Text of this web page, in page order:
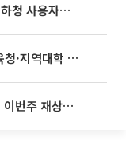
현대차·기아, 이번 주 임단협 재개…하청 사용자성 재심도 ‘변수’
형 입시 연계 '착수'
최태원·노소영 '9440억 분할' 판결, 이번주 재상고 여부 주목